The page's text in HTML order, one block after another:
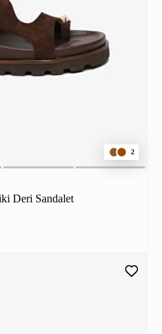
2
Deri Sandalet